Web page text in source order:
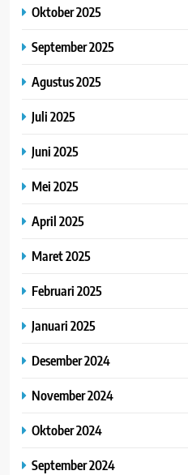
Oktober 2025
September 2025
Agustus 2025
Juli 2025
Juni 2025
Mei 2025
April 2025
Maret 2025
Februari 2025
Januari 2025
Desember 2024
November 2024
Oktober 2024
September 2024